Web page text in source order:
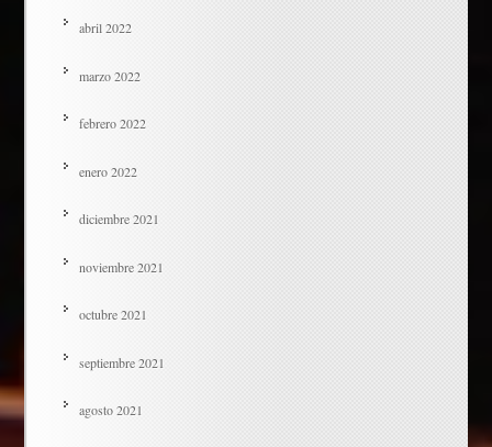
abril 2022
marzo 2022
febrero 2022
enero 2022
diciembre 2021
noviembre 2021
octubre 2021
septiembre 2021
agosto 2021